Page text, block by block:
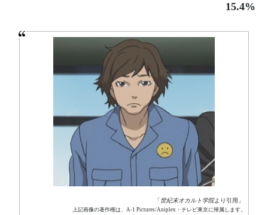
15.4%
「世紀末オカルト学院より引用」
上記画像の著作権は、A-1 Pictures/Aniplex・テレビ東京に帰属します。